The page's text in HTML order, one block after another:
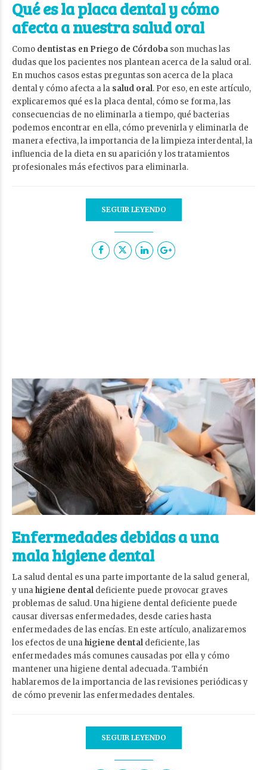
Qué es la placa dental y cómo
afecta a nuestra salud oral
Como dentistas en Priego de Córdoba son muchas las
dudas que los pacientes nos plantean acerca de la salud oral.
En muchos casos estas preguntas son acerca de la placa
dental y cómo afecta a la salud oral. Por eso, en este artículo,
explicaremos qué es la placa dental, cómo se forma, las
consecuencias de no eliminarla a tiempo, qué bacterias
podemos encontrar en ella, cómo prevenirla y eliminarla de
manera efectiva, la importancia de la limpieza interdental, la
influencia de la dieta en su aparición y los tratamientos
profesionales más efectivos para eliminarla.
SEGUIR LEYENDO
Enfermedades debidas a una
mala higiene dental
La salud dental es una parte importante de la salud general,
y unahigiene dental deficiente puede provocar graves
problemas de salud. Una higiene dental deficiente puede
causar diversas enfermedades, desde caries hasta
enfermedades de las encías. En este artículo, analizaremos
los efectos de unahigiene dental deficiente, las
enfermedades más comunes causadas por ella y cómo
mantener una higiene dental adecuada. También
hablaremos de la importancia de las revisiones periódicas y
de cómo prevenir las enfermedades dentales.
SEGUIR LEYENDO